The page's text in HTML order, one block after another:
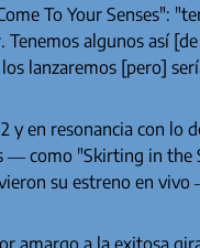
To Your Senses":
algunos así
lanzaremos [pero]
en resonancia con lo
— como "Skirting in the
su estreno en